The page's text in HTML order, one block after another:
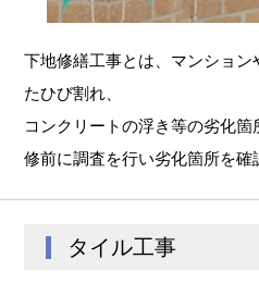
下地修繕工事とは、マンショ
たひび割れ、
コンクリートの浮き等の劣化
修前に調査を行い劣化箇所を確
タイル工事